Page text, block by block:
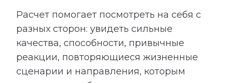
Расчет помогает посмотреть на себя с
разных сторон: увидеть сильные
качества, способности, привычные
реакции, повторяющиеся жизненные
сценарии и направления, которым